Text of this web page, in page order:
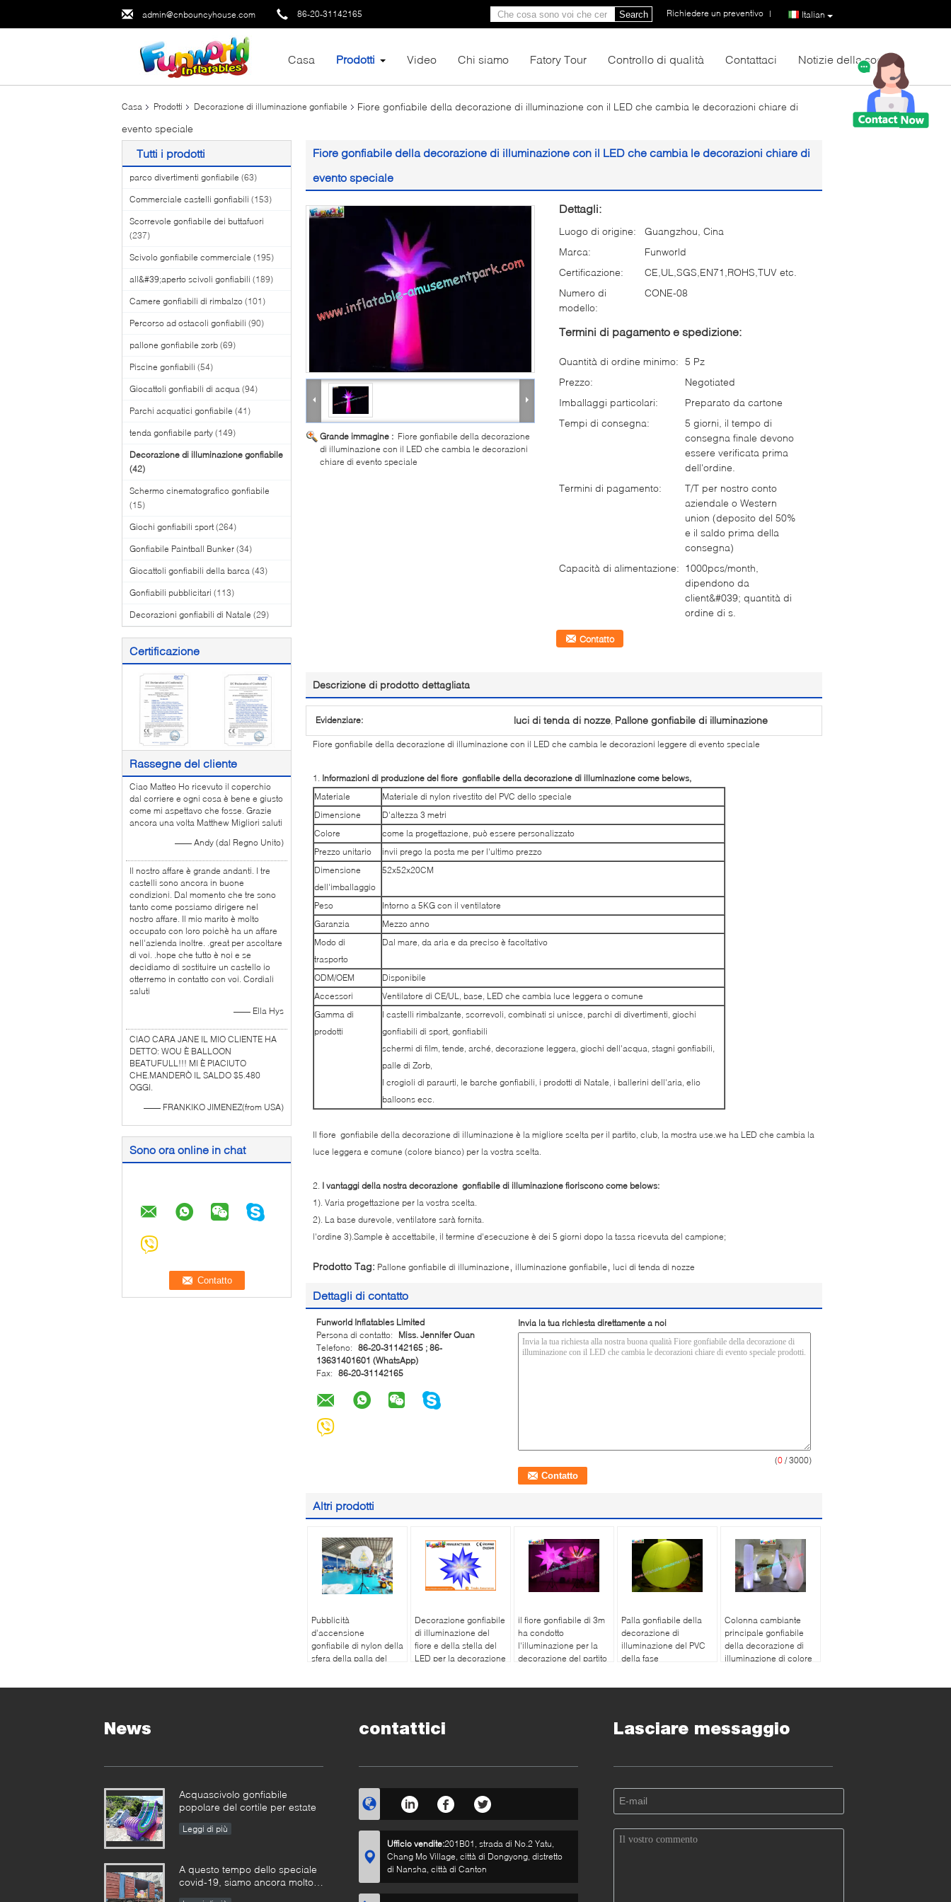
admin@cnbouncyhouse.com 86-20-31142165 Italian
Richiedere un preventivo |
Search
Casa Prodotti Video Chi siamo Fatory Tour Controllo di qualità Contattaci Notizie della società
Casa Prodotti Decorazione di illuminazione gonfiabile
Fiore gonfiabile della decorazione di illuminazione con il LED che cambia le decorazioni chiare di
evento speciale
Tutti i prodotti
parco divertimenti gonfiabile (63)
Commerciale castelli gonfiabili (153)
Scorrevole gonfiabile dei buttafuori
(237)
Scivolo gonfiabile commerciale (195)
all&#39;aperto scivoli gonfiabili (189)
Camere gonfiabili di rimbalzo (101)
Percorso ad ostacoli gonfiabili (90)
pallone gonfiabile zorb (69)
Piscine gonfiabili (54)
Giocattoli gonfiabili di acqua (94)
Parchi acquatici gonfiabile (41)
tenda gonfiabile party (149)
Decorazione di illuminazione gonfiabile
(42)
Schermo cinematografico gonfiabile
(15)
Giochi gonfiabili sport (264)
Gonfiabile Paintball Bunker (34)
Giocattoli gonfiabili della barca (43)
Gonfiabili pubblicitari (113)
Decorazioni gonfiabili di Natale (29)
Certificazione
Rassegne del cliente
Ciao Matteo Ho ricevuto il coperchio
dal corriere e ogni cosa è bene e giusto
come mi aspettavo che fosse. Grazie
ancora una volta Matthew Migliori saluti
—— Andy (dal Regno Unito)
Il nostro affare è grande andanti. I tre
castelli sono ancora in buone
condizioni. Dal momento che tre sono
tanto come possiamo dirigere nel
nostro affare. Il mio marito è molto
occupato con loro poichè ha un affare
nell'azienda inoltre. .great per ascoltare
di voi. .hope che tutto è noi e se
decidiamo di sostituire un castello io
otterremo in contatto con voi. Cordiali
saluti
—— Ella Hys
CIAO CARA JANE IL MIO CLIENTE HA
DETTO: WOU È BALLOON
BEATUFULL!!! MI È PIACIUTO
CHE.MANDERÒ IL SALDO $5.480
OGGI.
—— FRANKIKO JIMENEZ(from USA)
Sono ora online in chat
Fiore gonfiabile della decorazione di illuminazione con il LED che cambia le decorazioni chiare di
evento speciale
Grande immagine : Fiore gonfiabile della decorazione
di illuminazione con il LED che cambia le decorazioni
chiare di evento speciale
Dettagli:
Luogo di origine:
Guangzhou, Cina
Marca:
Funworld
Certificazione:
CE,UL,SGS,EN71,ROHS,TUV etc.
Numero di
modello:
CONE-08
Termini di pagamento e spedizione:
Quantità di ordine minimo: 5 Pz
Prezzo:
Negotiated
Imballaggi particolari:
Preparato da cartone
Tempi di consegna:
5 giorni, il tempo di
consegna finale devono
essere verificata prima
dell'ordine.
Termini di pagamento:
T/T per nostro conto
aziendale o Western
union (deposito del 50%
e il saldo prima della
consegna)
Capacità di alimentazione: 1000pcs/month,
dipendono da
client&#039; quantità di
ordine di s.
Contatto
Descrizione di prodotto dettagliata
Evidenziare: luci di tenda di nozze, Pallone gonfiabile di illuminazione
Fiore gonfiabile della decorazione di illuminazione con il LED che cambia le decorazioni leggere di evento speciale
1. Informazioni di produzione del fiore gonfiabile della decorazione di illuminazione come belows,
Materiale
Materiale di nylon rivestito del PVC dello speciale
Dimensione
D'altezza 3 metri
Colore
come la progettazione, può essere personalizzato
Prezzo unitario
invii prego la posta me per l'ultimo prezzo
Dimensione
dell'imballaggio
52x52x20CM
Peso
Intorno a 5KG con il ventilatore
Garanzia
Mezzo anno
Modo di
trasporto
Dal mare, da aria e da preciso è facoltativo
ODM/OEM
Disponibile
Accessori
Ventilatore di CE/UL, base, LED che cambia luce leggera o comune
Gamma di
prodotti
I castelli rimbalzante, scorrevoli, combinati si unisce, parchi di divertimenti, giochi
gonfiabili di sport, gonfiabili
schermi di film, tende, arché, decorazione leggera, giochi dell'acqua, stagni gonfiabili,
palle di Zorb,
I crogioli di paraurti, le barche gonfiabili, i prodotti di Natale, i ballerini dell'aria, elio
balloons ecc.
Il fiore gonfiabile della decorazione di illuminazione è la migliore scelta per il partito, club, la mostra use.we ha LED che cambia la
luce leggera e comune (colore bianco) per la vostra scelta.
2. I vantaggi della nostra decorazione gonfiabile di illuminazione fioriscono come belows:
1). Varia progettazione per la vostra scelta.
2). La base durevole, ventilatore sarà fornita.
l'ordine 3).Sample è accettabile, il termine d'esecuzione è dei 5 giorni dopo la tassa ricevuta del campione;
Prodotto Tag: Pallone gonfiabile di illuminazione illuminazione gonfiabile luci di tenda di nozze
Dettagli di contatto
Funworld Inflatables Limited
Persona di contatto:
Miss. Jennifer Quan
Telefono: 86-20-31142165 ; 86-
13631401601 (WhatsApp)
Fax: 86-20-31142165
Invia la tua richiesta direttamente a noi
(0 / 3000)
Altri prodotti
Pubblicità
d'accensione
gonfiabile di nylon della
sfera della palla del
Decorazione gonfiabile
di illuminazione del
fiore e della stella del
LED per la decorazione
il fiore gonfiabile di 3m
ha condotto
l'illuminazione per la
decorazione del partito
Palla gonfiabile della
decorazione di
illuminazione del PVC
della fase
Colonna cambiante
principale gonfiabile
della decorazione di
illuminazione di colore
News
Acquascivolo gonfiabile
popolare del cortile per estate
Leggi di più
A questo tempo dello speciale
covid-19, siamo ancora molto
contattici
Ufficio vendite:201B01, strada di No.2 Yatu,
Chang Mo Village, città di Dongyong, distretto
di Nansha, città di Canton
Lasciare messaggio